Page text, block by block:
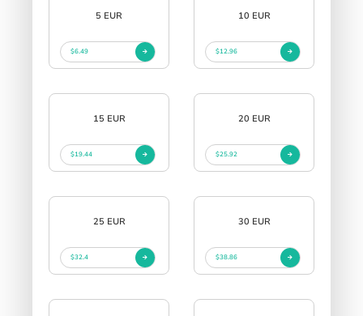
5 EUR
$6.49
10 EUR
$12.96
15 EUR
$19.44
20 EUR
$25.92
25 EUR
$32.4
30 EUR
$38.86